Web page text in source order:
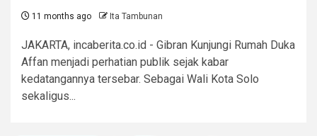
11 months ago Ita Tambunan
JAKARTA, incaberita.co.id - Gibran Kunjungi Rumah Duka
Affan menjadi perhatian publik sejak kabar
kedatangannya tersebar. Sebagai Wali Kota Solo
sekaligus...